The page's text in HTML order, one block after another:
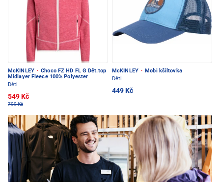
McKINLEY · Choco FZ HD FL G Dět.top
Midlayer Fleece 100% Polyester
Děti
549 Kč
799 Kč
McKINLEY · Mobi kšiltovka
Děti
449 Kč